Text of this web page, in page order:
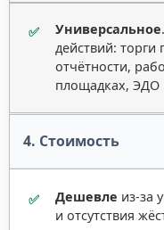
✅ Универсальное
действий: торги
отчётности,
площадках, ЭДО
4. Стоимость
✅ Дешевле из-за
и отсутствия